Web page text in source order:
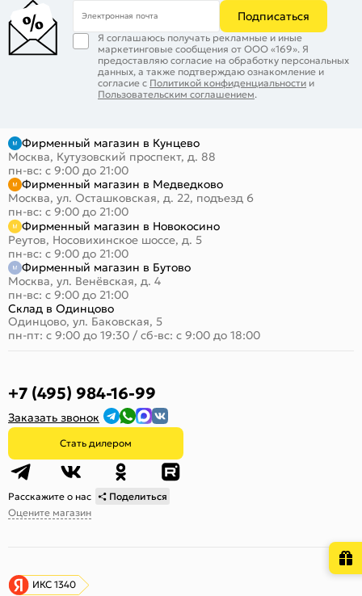
Электронная почта Подписаться
Я соглашаюсь получать рекламные и иные
маркетинговые сообщения от ООО «169». Я
предоставляю согласие на обработку персональных
данных, а также подтверждаю ознакомление и
согласие с Политикой конфиденциальности и
Пользовательским соглашением.
Фирменный магазин в Кунцево
Москва, Кутузовский проспект, д. 88
пн-вс: с 9:00 до 21:00
Фирменный магазин в Медведково
Москва, ул. Осташковская, д. 22, подъезд 6
пн-вс: с 9:00 до 21:00
Фирменный магазин в Новокосино
Реутов, Носовихинское шоссе, д. 5
пн-вс: с 9:00 до 21:00
Фирменный магазин в Бутово
Москва, ул. Венёвская, д. 4
пн-вс: с 9:00 до 21:00
Склад в Одинцово
Одинцово, ул. Баковская, 5
пн-пт: с 9:00 до 19:30 / сб-вс: с 9:00 до 18:00
+7 (495) 984-16-99
Заказать звонок
Стать дилером
Расскажите о нас
Поделиться
Оцените магазин
ИКС 1340